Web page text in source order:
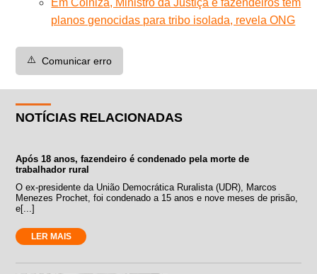
Em Colniza, Ministro da Justiça e fazendeiros têm
planos genocidas para tribo isolada, revela ONG
⚠️ Comunicar erro
NOTÍCIAS RELACIONADAS
Após 18 anos, fazendeiro é condenado pela morte de
trabalhador rural
O ex-presidente da União Democrática Ruralista (UDR), Marcos
Menezes Prochet, foi condenado a 15 anos e nove meses de prisão,
e[...]
LER MAIS